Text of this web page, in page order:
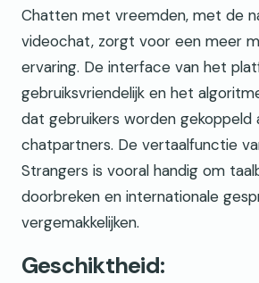
Chatten met vreemden, met de
videochat, zorgt voor een meer
ervaring. De interface van het
gebruiksvriendelijk en het
dat gebruikers worden gekoppeld
chatpartners. De vertaalfunctie
Strangers is vooral handig om
doorbreken en internationale
vergemakkelijken.
Geschiktheid: